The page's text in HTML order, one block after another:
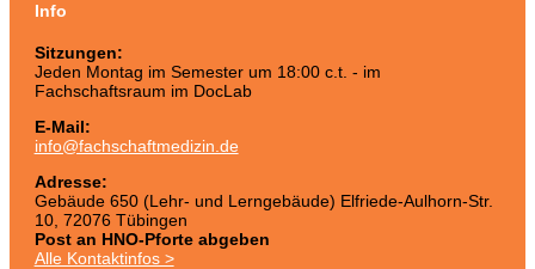
Info
Sitzungen:
Jeden Montag im Semester um 18:00 c.t. - im
Fachschaftsraum im DocLab
E-Mail:
info@fachschaftmedizin.de
Adresse:
Gebäude 650 (Lehr- und Lerngebäude) Elfriede-Aulhorn-Str.
10, 72076 Tübingen
Post an HNO-Pforte abgeben
Alle Kontaktinfos >